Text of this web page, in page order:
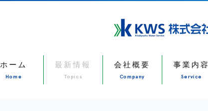
ホーム
Home
最新情報
Topics
会社概要
Company
事業内容
Service